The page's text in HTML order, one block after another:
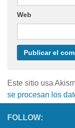
Web
Este sitio usa
se procesan los
FOLLOW: